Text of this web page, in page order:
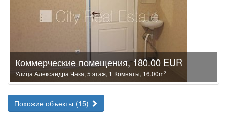
Коммерческие помещения, 180.00 EUR
Улица Александра Чака, 5 этаж, 1 Комнаты, 16.00m2
Похожие объекты (15)